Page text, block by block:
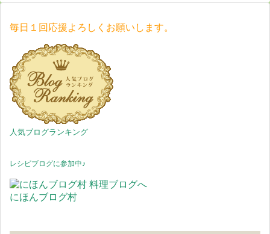
毎日１回応援よろしくお願いします。
人気ブログランキング
レシピブログに参加中♪
にほんブログ村